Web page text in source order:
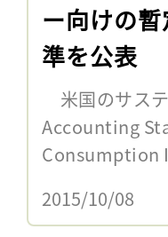
ー向けの
準を公表
米国のサス
Accounting
Consumption
2015/10/08